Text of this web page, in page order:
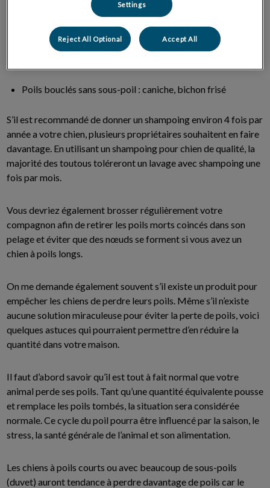
Poils courts avec peu de sous-poil: boxer, teckels
Poils bouclés sans sous-poil : caniche, bichon frisé
S’il est recommandé de donner un shampoing environ 4 fois par
année a votre chien, plusieurs propriétaires souhaitent en faire
davantage. En utilisant un shampoing pour chien de qualité, la
majorité des toutous toléreront un lavage avec shampoing une
fois par mois.
Vous devriez également brosser régulièrement votre
compagnon afin de retirer les poils morts coincés dans son
pelage et éviter que des nœuds se forment si vous avez un
chien à poils longs.
On me demande également souvent s’il existe un produit pour
empêcher les chiens de perdre leurs poils. Même s’il n’existe
aucune solution miraculeuse pour éviter la perte de poils, voici
quelques astuces qui pourraient permettre d’en réduire la
quantité dans votre maison.
Il faut d’abord savoir qu’il est tout à fait normal que votre
animal perde ses poils. Tant qu’une quantité équivalente pousse
et remplace les poils tombés, la situation sera considérée
normale. Ce cycle du poil pourra être influencé par la saison, le
stress, la santé générale de l’animal et son alimentation.
Les chiens à poils courts ou avec beaucoup de sous-poils
(duvet) auront tendance à perdre davantage de poils car le
Settings
Reject All Optional Accept All